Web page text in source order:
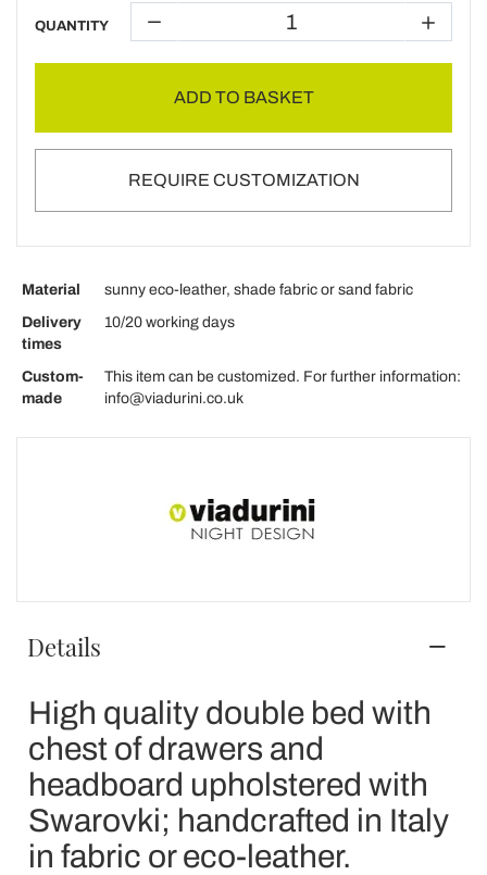
QUANTITY
ADD TO BASKET
REQUIRE CUSTOMIZATION
Material
sunny eco-leather, shade fabric or sand fabric
Delivery
times
10/20 working days
Custom-
made
This item can be customized. For further information:
info@viadurini.co.uk
Details
High quality double bed with
chest of drawers and
headboard upholstered with
Swarovki; handcrafted in Italy
in fabric or eco-leather.